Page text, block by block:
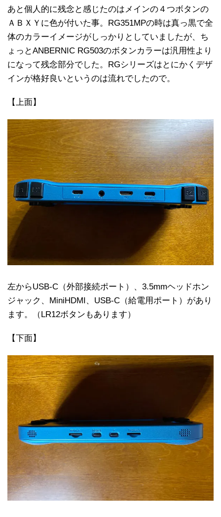
あと個人的に残念と感じたのはメインの４つボタンの
ＡＢＸＹに色が付いた事。RG351MPの時は真っ黒で全
体のカラーイメージがしっかりとしていましたが、ち
ょっとANBERNIC RG503のボタンカラーは汎用性より
になって残念部分でした。RGシリーズはとにかくデザ
インが格好良いというのは流れでしたので。
【上面】
左からUSB-C（外部接続ポート）、3.5mmヘッドホン
ジャック、MiniHDMI、USB-C（給電用ポート）があり
ます。（LR12ボタンもあります）
【下面】